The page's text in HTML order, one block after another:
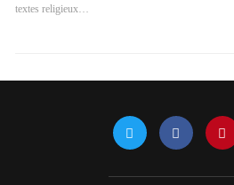
textes religieux…